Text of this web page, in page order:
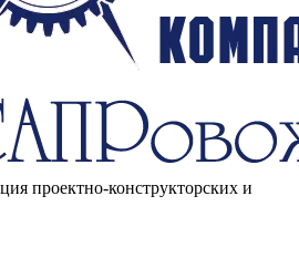
проектно-конструкторских и